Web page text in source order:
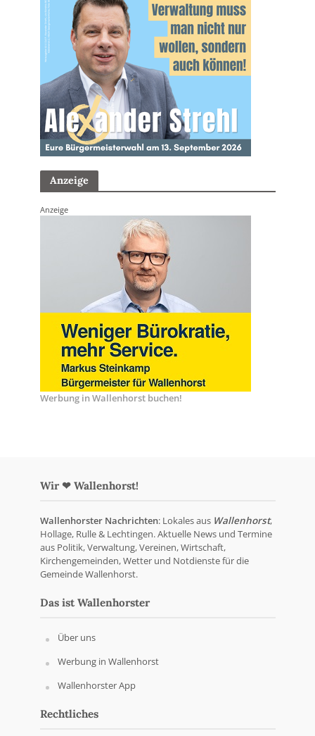
Anzeige
Anzeige
Werbung in Wallenhorst buchen!
Wir ❤ Wallenhorst!
Wallenhorster Nachrichten: Lokales aus Wallenhorst,
Hollage, Rulle & Lechtingen. Aktuelle News und Termine
aus Politik, Verwaltung, Vereinen, Wirtschaft,
Kirchengemeinden, Wetter und Notdienste für die
Gemeinde Wallenhorst.
Das ist Wallenhorster
Über uns
Werbung in Wallenhorst
Wallenhorster App
Rechtliches